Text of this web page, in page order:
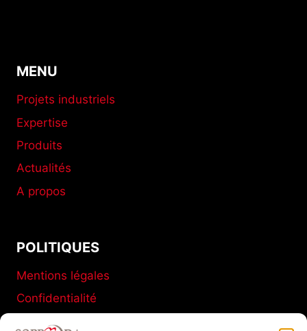
MENU
Projets industriels
Expertise
Produits
Actualités
A propos
POLITIQUES
Mentions légales
Confidentialité
Conditions générales de vente